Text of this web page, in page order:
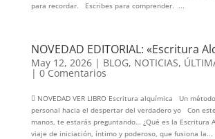
para recordar. Escribes para comprender. ...
NOVEDAD EDITORIAL: «Escritura
May 12, 2026| BLOG, NOTICIAS,
| 0 Comentarios
 NOVEDAD VER LIBRO Escritura alquímica Un
personal hacia el despertar del verdadero yo Con
manos, te estarás preguntando… ¿Qué es la Escritura
viaje de iniciación, íntimo y poderoso, que fusiona la...